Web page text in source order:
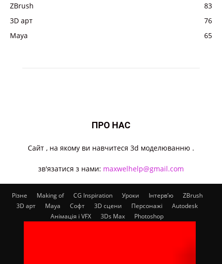
ZBrush
83
3D арт
76
Maya
65
ПРО НАС
Cайт , на якому ви навчитеся 3d моделюванню .
зв'язатися з нами: maxwelhelp@gmail.com
Різне Making of CG Inspiration Уроки Інтерв’ю
ZBrush
3D арт
Maya Софт 3D сцени Персонажі
Autodesk
Анімація і VFX
3Ds Max Photoshop